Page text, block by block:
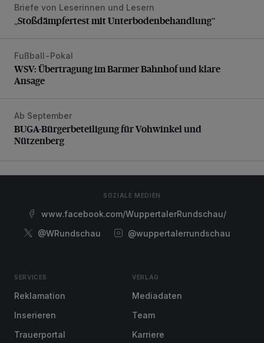
„Stoßdämpfertest mit Unterbodenbehandlung“
Briefe von Leserinnen und Lesern
„Stoßdämpfertest mit Unterbodenbehandlung“
WSV: Übertragung im Barmer Bahnhof und klare Ansage
Fußball-Pokal
WSV: Übertragung im Barmer Bahnhof und klare
Ansage
BUGA-Bürgerbeteiligung für Vohwinkel und Nützenberg
Ab September
BUGA-Bürgerbeteiligung für Vohwinkel und
Nützenberg
SOZIALE MEDIEN
www.facebook.com/WuppertalerRundschau/
@WRundschau
@wuppertalerrundschau
SERVICES
Reklamation
Inserieren
Trauerportal
VERLAG
Mediadaten
Team
Karriere